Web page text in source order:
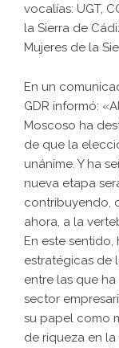
vocalías: UGT,
la Sierra de
Mujeres de la
En un
GDR informó:
Moscoso ha
de que la
unánime. Y ha
nueva etapa
contribuyendo,
ahora, a la
En este
estratégicas de
entre las que
sector
su papel como
de riqueza en